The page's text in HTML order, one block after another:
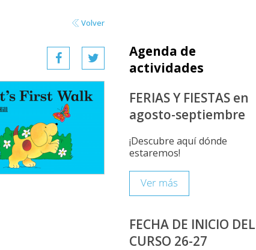
Volver
Agenda de
actividades
FERIAS Y FIESTAS en
agosto-septiembre
¡Descubre aquí dónde
estaremos!
Ver más
FECHA DE INICIO DEL
CURSO 26-27